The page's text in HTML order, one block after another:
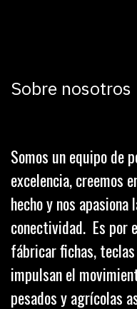
Sobre nosotros
Somos un equipo de
excelencia, creemos
hecho y nos
conectividad. Es por
fábricar fichas,
impulsan el
pesados y agrícolas